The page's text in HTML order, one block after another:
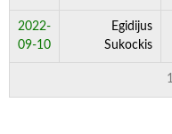
2022-
09-10
Egidijus
Sukockis
1